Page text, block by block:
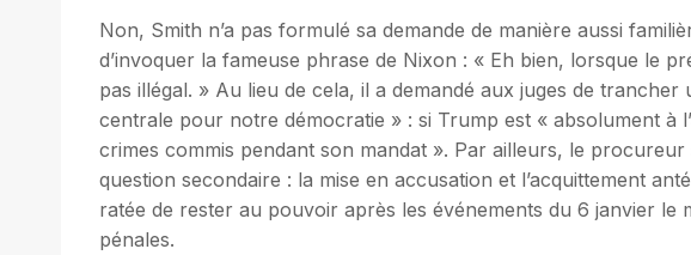
Non, Smith n’a pas formulé sa demande de manière aussi
d’invoquer la fameuse phrase de Nixon : « Eh bien, lorsque le
pas illégal. » Au lieu de cela, il a demandé aux juges de trancher
centrale pour notre démocratie » : si Trump est « absolument à
crimes commis pendant son mandat ». Par ailleurs, le
question secondaire : la mise en accusation et l’acquittement
ratée de rester au pouvoir après les événements du 6 janvier le
pénales.